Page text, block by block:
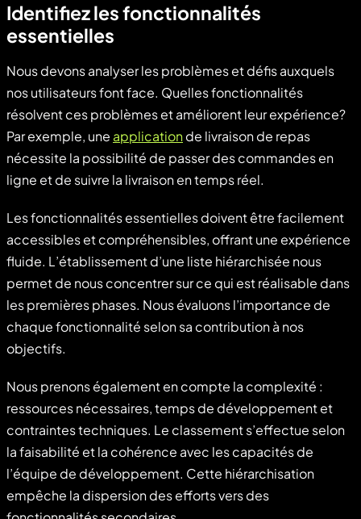
Identifiez les fonctionnalités
essentielles
Nous devons analyser les problèmes et défis auxquels
nos utilisateurs font face. Quelles fonctionnalités
résolvent ces problèmes et améliorent leur expérience?
Par exemple, une applicationde livraison de repas
nécessite la possibilité de passer des commandes en
ligne et de suivre la livraison en temps réel.
Les fonctionnalités essentielles doivent être facilement
accessibles et compréhensibles, offrant une expérience
fluide. L’établissement d’une liste hiérarchisée nous
permet de nous concentrer sur ce qui est réalisable dans
les premières phases. Nous évaluons l’importance de
chaque fonctionnalité selon sa contribution à nos
objectifs.
Nous prenons également en compte la complexité :
ressources nécessaires, temps de développement et
contraintes techniques. Le classement s’effectue selon
la faisabilité et la cohérence avec les capacités de
l’équipe de développement. Cette hiérarchisation
empêche la dispersion des efforts vers des